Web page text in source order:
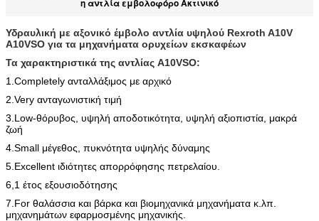
η αντλία εμβολοφόρο Ακτινικό
Υδραυλική με αξονικό έμβολο αντλία υψηλού Rexroth A10V
A10VSO για τα μηχανήματα ορυχείων εκσκαφέων
Τα χαρακτηριστικά της αντλίας A10VSO:
1.Completely ανταλλάξιμος με αρχικό
2.Very ανταγωνιστική τιμή
3.Low-θόρυβος, υψηλή αποδοτικότητα, υψηλή αξιοπιστία, μακρά
ζωή
4.Small μέγεθος, πυκνότητα υψηλής δύναμης
5.Excellent ιδιότητες απορρόφησης πετρελαίου.
6,1 έτος εξουσιοδότησης
7.For θαλάσσια και βάρκα και βιομηχανικά μηχανήματα κ.λπ.
μηχανημάτων εφαρμοσμένης μηχανικής.